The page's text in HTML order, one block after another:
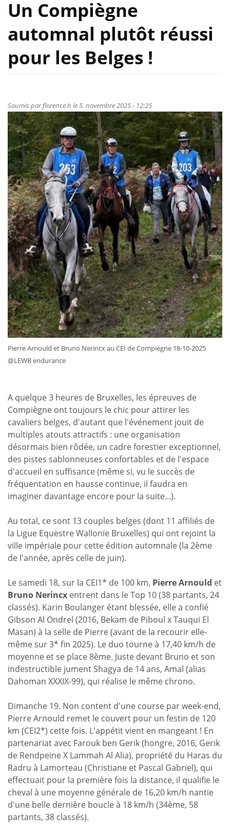
Un Compiègne
automnal plutôt réussi
pour les Belges !
Soumis parflorence.h le 5. novembre 2025 - 12:25
Pierre Arnould et Bruno Nerincx au CEI de Compiègne 18-10-2025
@LEWB endurance
A quelque 3 heures de Bruxelles, les épreuves de
Compiègne ont toujours le chic pour attirer les
cavaliers belges, d'autant que l'événement jouit de
multiples atouts attractifs : une organisation
désormais bien rôdée, un cadre forestier exceptionnel,
des pistes sablonneuses confortables et de l'espace
d'accueil en suffisance (même si, vu le succès de
fréquentation en hausse continue, il faudra en
imaginer davantage encore pour la suite...).
Au total, ce sont 13 couples belges (dont 11 affiliés de
la Ligue Equestre Wallonie Bruxelles) qui ont rejoint la
ville impériale pour cette édition automnale (la 2ème
de l'année, après celle de juin).
Le samedi 18, sur la CEI1* de 100 km, Pierre Arnould et
Bruno Nerincx entrent dans le Top 10 (38 partants, 24
classés). Karin Boulanger étant blessée, elle a confié
Gibson Al Ondrel (2016, Bekam de Piboul x Tauqui El
Masan) à la selle de Pierre (avant de la recourir elle-
même sur 3* fin 2025). Le duo tourne à 17,40 km/h de
moyenne et se place 8ème. Juste devant Bruno et son
indestructible jument Shagya de 14 ans, Amal (alias
Dahoman XXXIX-99), qui réalise le même chrono.
Dimanche 19. Non content d'une course par week-end,
Pierre Arnould remet le couvert pour un festin de 120
km (CEI2*) cette fois. L'appétit vient en mangeant ! En
partenariat avec Farouk ben Gerik (hongre, 2016, Gerik
de Rendpeine X Lammah Al Alia), propriété du Haras du
Radru à Lamorteau (Christiane et Pascal Gabriel), qui
effectuait pour la première fois la distance, il qualifie le
cheval à une moyenne générale de 16,20 km/h nantie
d'une belle dernière boucle à 18 km/h (34ème, 58
partants, 38 classés).